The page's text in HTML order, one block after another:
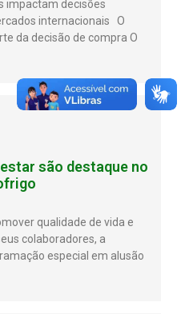
impactam decisões
internacionais O
da decisão de compra O
são destaque no
qualidade de vida e
colaboradores, a
especial em alusão